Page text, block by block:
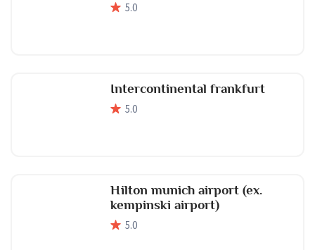
5.0
Intercontinental frankfurt
5.0
Hilton munich airport (ex.
kempinski airport)
5.0